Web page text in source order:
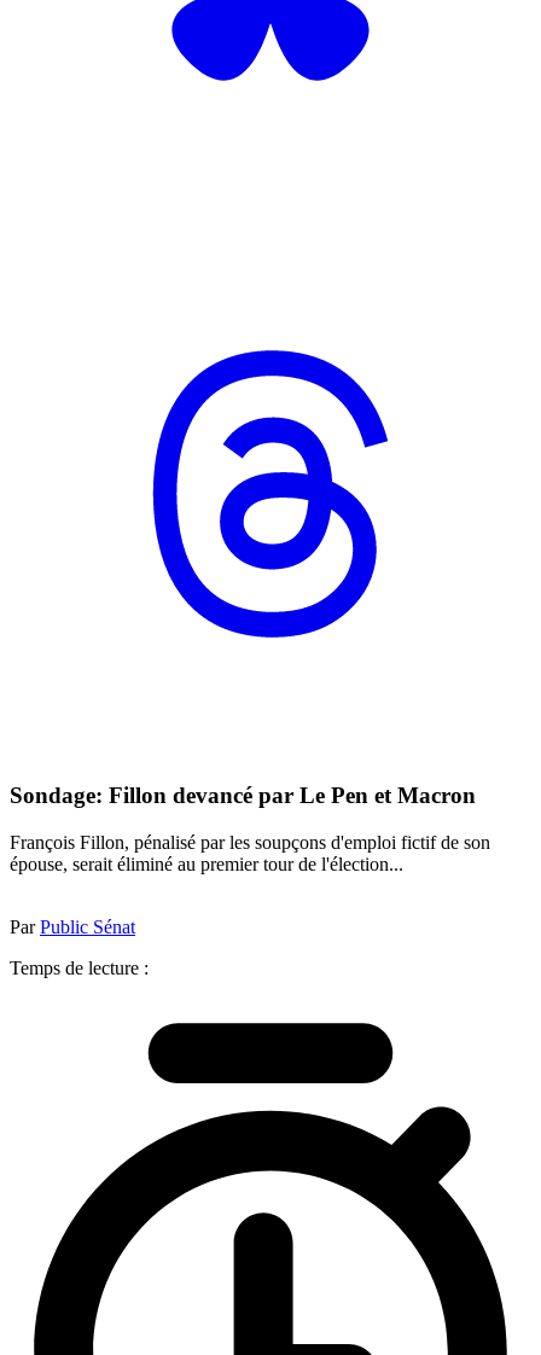
Sondage: Fillon devancé par Le Pen et Macron
François Fillon, pénalisé par les soupçons d'emploi fictif de son
épouse, serait éliminé au premier tour de l'élection...
ParPublic Sénat
Temps de lecture :